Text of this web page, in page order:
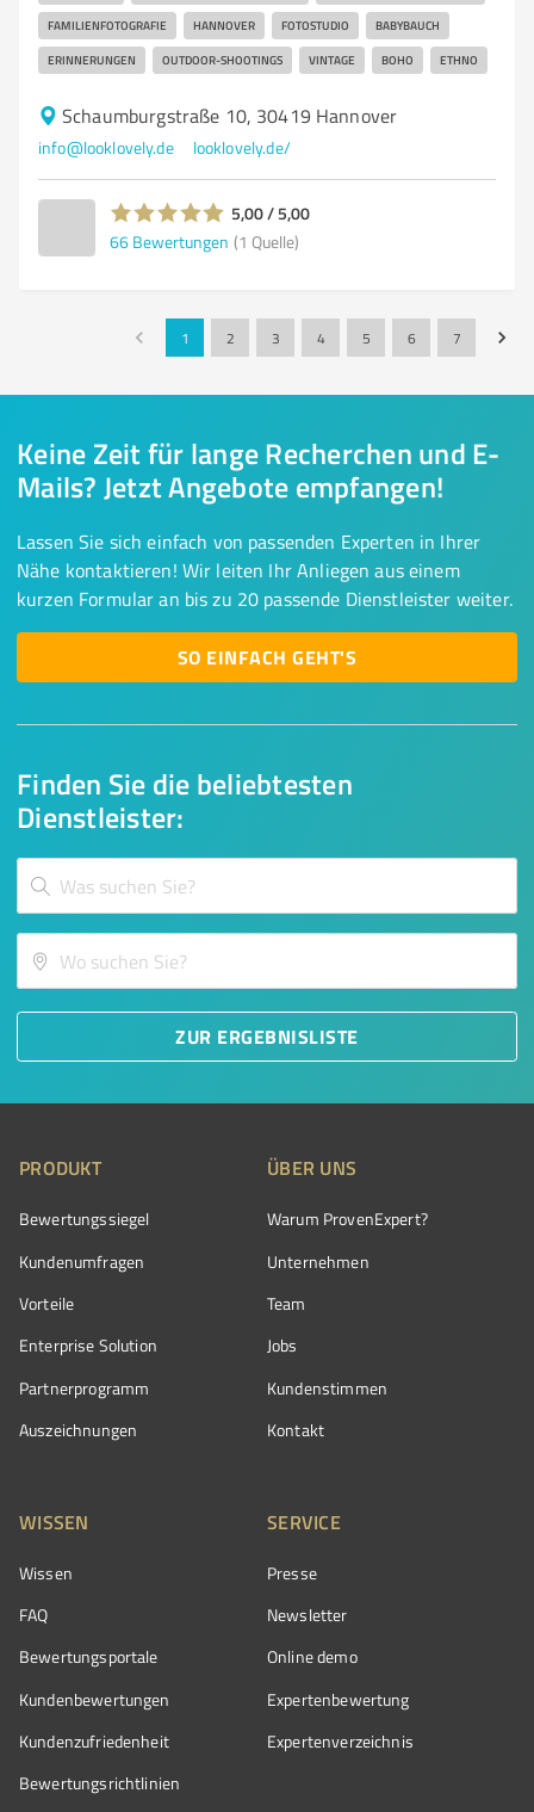
FAMILIENFOTOGRAFIE HANNOVER FOTOSTUDIO BABYBAUCH
ERINNERUNGEN OUTDOOR-SHOOTINGS VINTAGE BOHO ETHNO
Schaumburgstraße 10, 30419 Hannover
info@looklovely.de looklovely.de/
5,00 / 5,00
66 Bewertungen (1 Quelle)
1 2 3 4 5 6 7
Finden Sie die beliebtesten
Dienstleister:
ZUR ERGEBNISLISTE
Keine Zeit für lange Recherchen und E-
Mails? Jetzt Angebote empfangen!
Lassen Sie sich einfach von passenden Experten in Ihrer
Nähe kontaktieren! Wir leiten Ihr Anliegen aus einem
kurzen Formular an bis zu 20 passende Dienstleister weiter.
SO EINFACH GEHT'S
PRODUKT
Bewertungssiegel
Kundenumfragen
Vorteile
Enterprise Solution
Partnerprogramm
Auszeichnungen
ÜBER UNS
Warum ProvenExpert?
Unternehmen
Team
Jobs
Kundenstimmen
Kontakt
WISSEN
Wissen
FAQ
Bewertungsportale
Kundenbewertungen
Kundenzufriedenheit
Bewertungs­richtlinien
SERVICE
Presse
Newsletter
Online demo
Expertenbewertung
Expertenverzeichnis